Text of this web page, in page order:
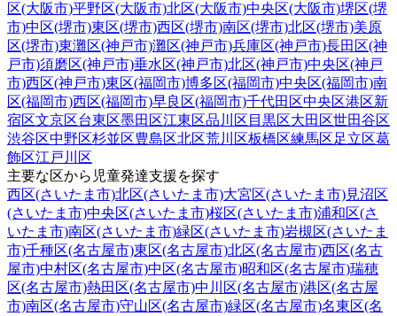
区(大阪市)平野区(大阪市)北区(大阪市)中央区(大阪市)堺区(堺
市)中区(堺市)東区(堺市)西区(堺市)南区(堺市)北区(堺市)美原
区(堺市)東灘区(神戸市)灘区(神戸市)兵庫区(神戸市)長田区(神
戸市)須磨区(神戸市)垂水区(神戸市)北区(神戸市)中央区(神戸
市)西区(神戸市)東区(福岡市)博多区(福岡市)中央区(福岡市)南
区(福岡市)西区(福岡市)早良区(福岡市)千代田区中央区港区新
宿区文京区台東区墨田区江東区品川区 目黒区大田区世田谷区
渋谷区中野区杉並区豊島区北区荒川区板橋区練馬区足立区葛
飾区江戸川区
主要な区から児童発達支援を探す
西区(さいたま市)北区(さいたま市)大宮区(さいたま市)見沼区
(さいたま市)中央区(さいたま市)桜区(さいたま市)浦和区(さ
いたま市)南区(さいたま市)緑区(さいたま市)岩槻区(さいたま
市)千種区(名古屋市)東区(名古屋市)北区(名古屋市)西区(名古
屋市)中村区(名古屋市)中区(名古屋市)昭和区(名古屋市)瑞穂
区(名古屋市)熱田区(名古屋市)中川区(名古屋市)港区(名古屋
市)南区(名古屋市)守山区(名古屋市)緑区(名古屋市)名東区(名